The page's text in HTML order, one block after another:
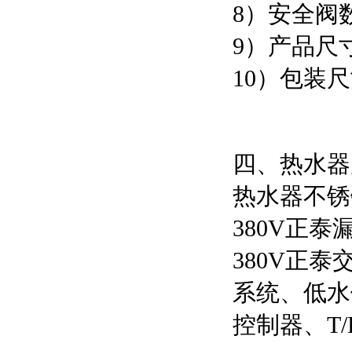
8）安全阀
9）产品尺
10）包装
四、热水
热水器不
380V正泰
380V正泰
系统、低
控制器、